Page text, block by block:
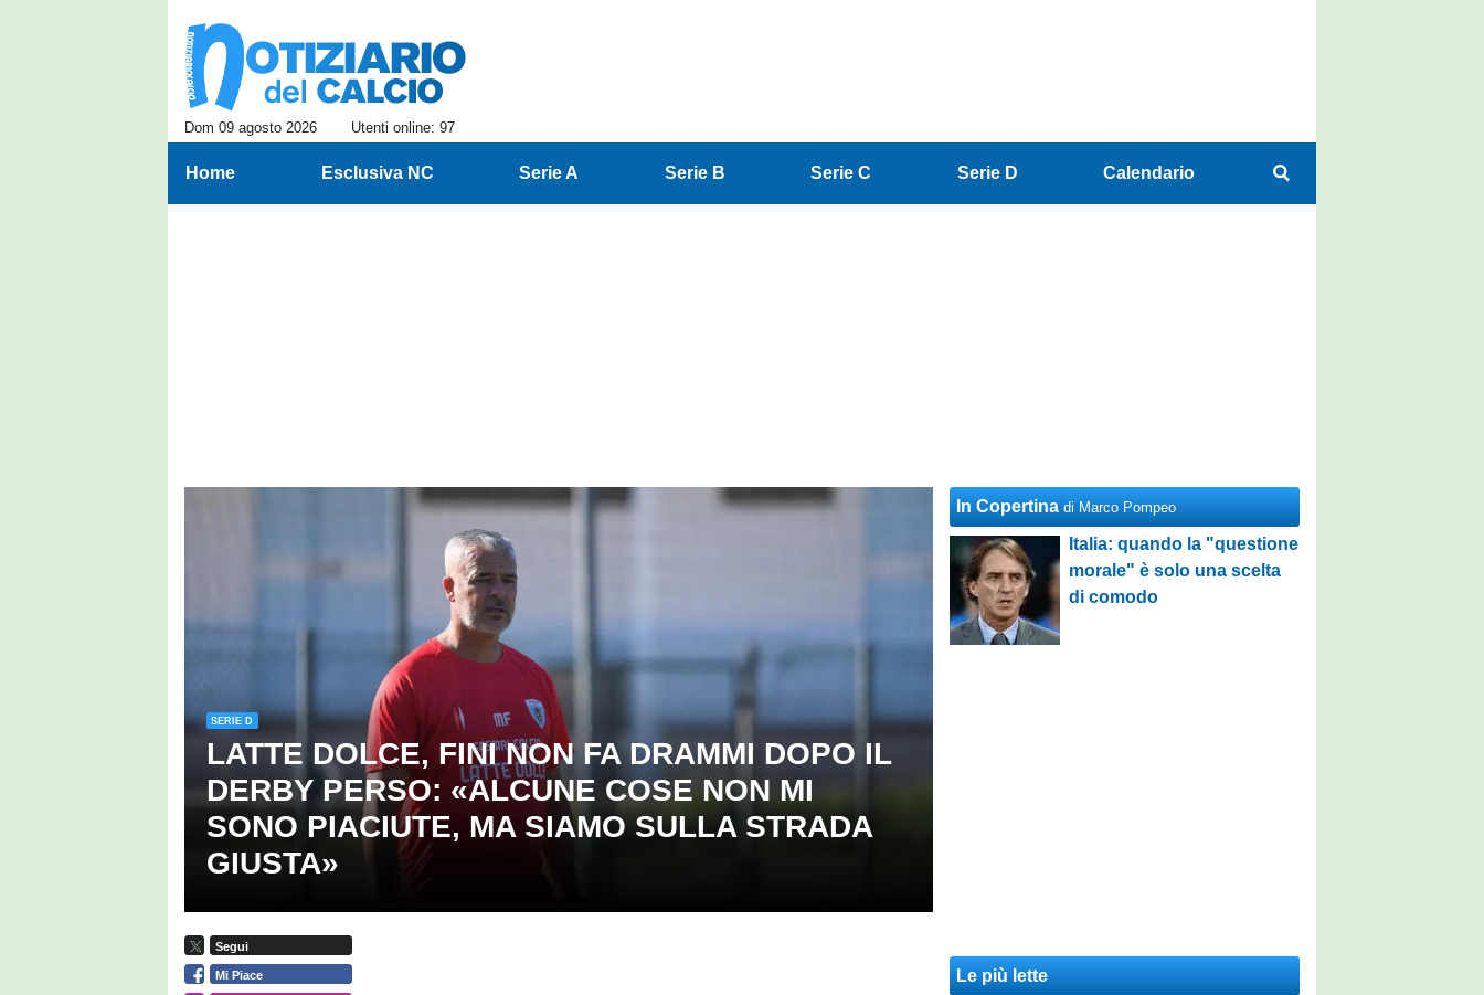
Dom 09 agosto 2026 Utenti online: 97
Home Esclusiva NC Serie A Serie B Serie C Serie D Calendario
Notiziario del Calcio: Ultime notizie
SERIE D
LATTE DOLCE, FINI NON FA DRAMMI DOPO IL
DERBY PERSO: «ALCUNE COSE NON MI
SONO PIACIUTE, MA SIAMO SULLA STRADA
GIUSTA»
Segui
Mi Piace
In Copertina di Marco Pompeo
Italia: quando la "questione
morale" è solo una scelta
di comodo
Le più lette